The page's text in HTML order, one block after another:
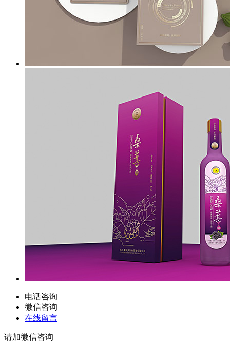
电话咨询
微信咨询
在线留言
请加微信咨询